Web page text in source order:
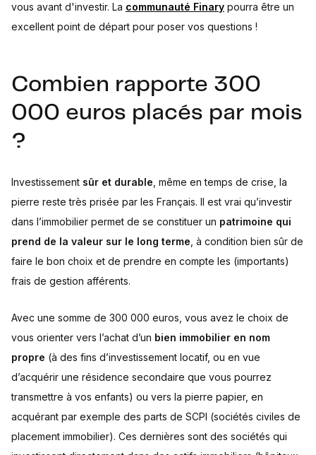
vous avant d'investir. La communauté Finary pourra être un
excellent point de départ pour poser vos questions !
Combien rapporte 300
000 euros placés par mois
?
Investissement sûr et durable , même en temps de crise, la
pierre reste très prisée par les Français. Il est vrai qu’investir
dans l’immobilier permet de se constituer un patrimoine qui
prend de la valeur sur le long terme , à condition bien sûr de
faire le bon choix et de prendre en compte les (importants)
frais de gestion afférents.
Avec une somme de 300 000 euros, vous avez le choix de
vous orienter vers l’achat d’un bien immobilier en nom
propre (à des fins d’investissement locatif, ou en vue
d’acquérir une résidence secondaire que vous pourrez
transmettre à vos enfants) ou vers la pierre papier, en
acquérant par exemple des parts de SCPI (sociétés civiles de
placement immobilier). Ces dernières sont des sociétés qui